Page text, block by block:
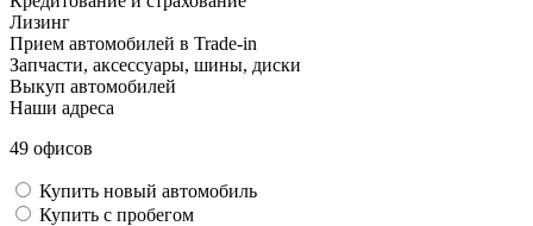
Лизинг
Прием автомобилей в Trade-in
Запчасти, аксессуары, шины, диски
Выкуп автомобилей
Наши адреса
49 офисов
Купить новый автомобиль
Купить с пробегом